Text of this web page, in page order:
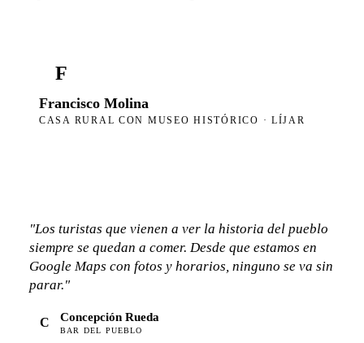
F
Francisco Molina
CASA RURAL CON MUSEO HISTÓRICO · LÍJAR
"Los turistas que vienen a ver la historia del pueblo
siempre se quedan a comer. Desde que estamos en
Google Maps con fotos y horarios, ninguno se va sin
parar."
C Concepción Rueda
BAR DEL PUEBLO